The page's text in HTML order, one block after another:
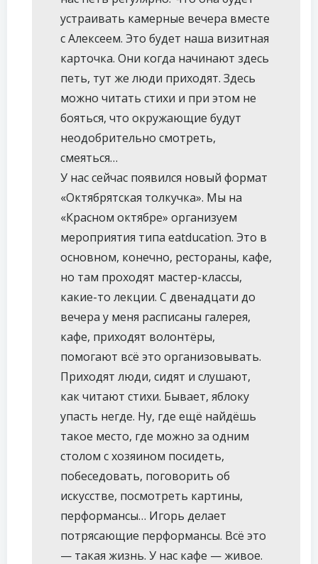
устраивать камерные вечера вместе
с Алексеем. Это будет наша визитная
карточка. Они когда начинают здесь
петь, тут же люди приходят. Здесь
можно читать стихи и при этом не
бояться, что окружающие будут
неодобрительно смотреть,
смеяться…
У нас сейчас появился новый формат
«Октябрятская толкучка». Мы на
«Красном октябре» организуем
мероприятия типа eatducation. Это в
основном, конечно, рестораны, кафе,
но там проходят мастер-классы,
какие-то лекции. С двенадцати до
вечера у меня расписаны галерея,
кафе, приходят волонтёры,
помогают всё это организовывать.
Приходят люди, сидят и слушают,
как читают стихи. Бывает, яблоку
упасть негде. Ну, где ещё найдёшь
такое место, где можно за одним
столом с хозяином посидеть,
побеседовать, поговорить об
искусстве, посмотреть картины,
перформансы… Игорь делает
потрясающие перформансы. Всё это
— такая жизнь. У нас кафе — живое.